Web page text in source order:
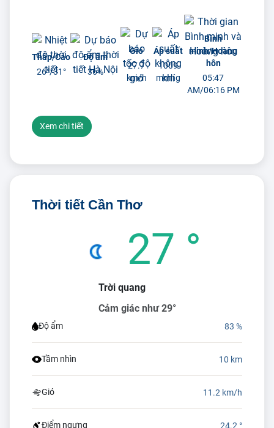
Thấp/Cao
26°/31°
Độ ẩm
36%
Gió
27.7
km/h
Áp suất
1009
mmhg
Bình
minh/Hoàng
hôn
05:47
AM/06:16 PM
Xem chi tiết
Thời tiết Cần Thơ
27 °
Trời quang
Cảm giác như 29°
Độ ẩm 83 %
Tầm nhìn 10 km
Gió 11.2 km/h
Điểm ngưng 24.2 °